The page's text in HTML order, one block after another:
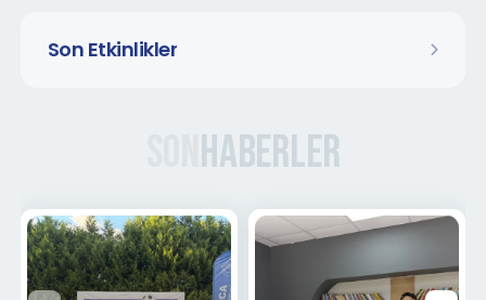
Son Etkinlikler
Haberler